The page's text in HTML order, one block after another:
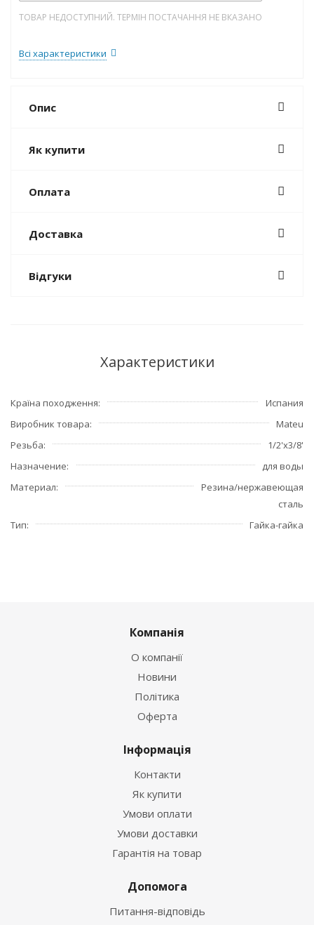
ТОВАР НЕДОСТУПНИЙ. ТЕРМІН ПОСТАЧАННЯ НЕ ВКАЗАНО
Всі характеристики
Опис
Як купити
Оплата
Доставка
Відгуки
Характеристики
Країна походження
Испания
Виробник товара
Mateu
Резьба
1/2'x3/8'
Назначение
для воды
Материал
Резина/нержавеющая
сталь
Тип
Гайка-гайка
Компанія
О компанії
Новини
Політика
Оферта
Інформація
Контакти
Як купити
Умови оплати
Умови доставки
Гарантія на товар
Допомога
Питання-відповідь